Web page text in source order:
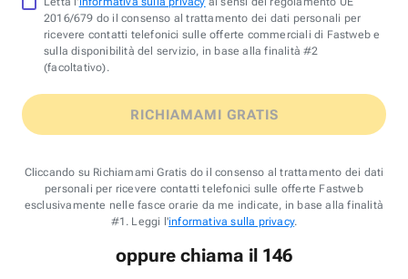
2016/679 do il consenso al trattamento dei dati personali per
ricevere contatti telefonici sulle offerte commerciali di Fastweb e
sulla disponibilità del servizio, in base alla finalità #2
(facoltativo).
RICHIAMAMI GRATIS
Cliccando su Richiamami Gratis do il consenso al trattamento dei dati
personali per ricevere contatti telefonici sulle offerte Fastweb
esclusivamente nelle fasce orarie da me indicate, in base alla finalità
#1. Leggi l'informativa sulla privacy.
oppure chiama il 146